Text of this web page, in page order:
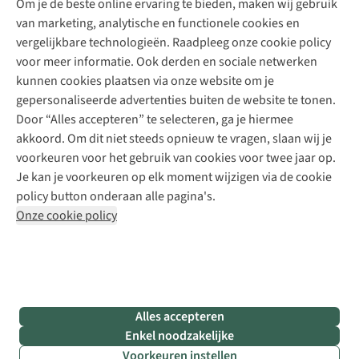
Om je de beste online ervaring te bieden, maken wij gebruik
van marketing, analytische en functionele cookies en
vergelijkbare technologieën. Raadpleeg onze cookie policy
voor meer informatie. Ook derden en sociale netwerken
kunnen cookies plaatsen via onze website om je
gepersonaliseerde advertenties buiten de website te tonen.
Door “Alles accepteren” te selecteren, ga je hiermee
akkoord. Om dit niet steeds opnieuw te vragen, slaan wij je
voorkeuren voor het gebruik van cookies voor twee jaar op.
Je kan je voorkeuren op elk moment wijzigen via de cookie
policy button onderaan alle pagina's.
Onze cookie policy
Alles accepteren
Enkel noodzakelijke
Schoenherstelling
Kledingherstelling
Retouches
Voor bedrijven
Explore Camp
Gear Check
Inspiratie & advies
Meld je aan voor de nieuwsbrief
Follow us
Disclaimer Privacy Policy
Algemene voorwaarden
Cookie Policy